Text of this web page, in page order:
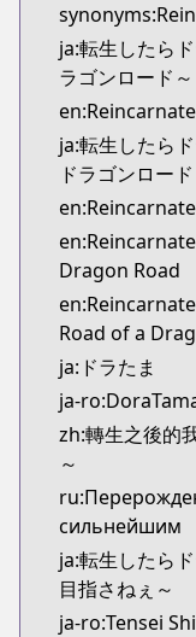
ja:転生したら
ラゴンロード～
ja:転生したら
ドラゴンロード
Dragon Road
Road of a
ja:ドラたま
ja-
zh:轉生之後的
～
сильнейшим
ja:転生したら
目指さねぇ～
ja-ro:Tensei